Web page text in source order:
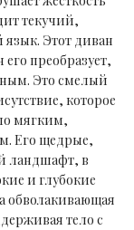
текучий,
Этот диван
его преобразует,
Это смелый
которое
мягким,
Его щедрые,
ландшафт, в
и глубокие
обволакивающая
тело с